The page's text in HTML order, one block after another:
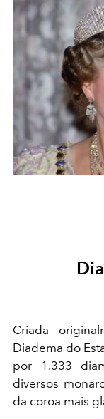
Criada
Diadema do
por 1.333
diversos
da coroa mais